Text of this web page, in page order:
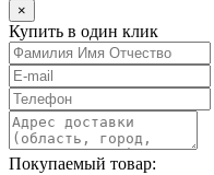
×
Купить в один клик
Покупаемый товар: